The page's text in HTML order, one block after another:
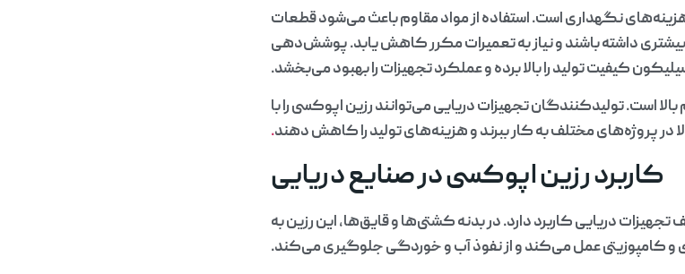
نگهداری است. استفاده از مواد مقاوم باعث می‌شود قطعات
داشته باشند و نیاز به تعمیرات مکرر کاهش یابد. پوشش‌دهی
کیفیت تولید را بالا برده و عملکرد تجهیزات را بهبود می‌بخشد.
است. تولیدکنندگان تجهیزات دریایی می‌توانند رزین اپوکسی را با
در پروژه‌های مختلف به کار ببرند و هزینه‌های تولید را کاهش دهند.
کاربرد رزین اپوکسی در صنایع دریایی
دریایی کاربرد دارد. در بدنه کشتی‌ها و قایق‌ها، این رزین به
و کامپوزیتی عمل می‌کند و از نفوذ آب و خوردگی جلوگیری می‌کند.